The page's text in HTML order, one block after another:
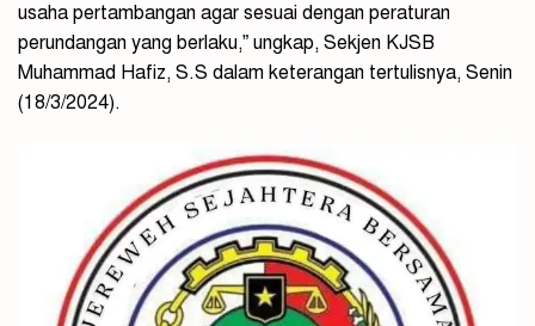
usaha pertambangan agar sesuai dengan peraturan
perundangan yang berlaku,” ungkap, Sekjen KJSB
Muhammad Hafiz, S.S dalam keterangan tertulisnya, Senin
(18/3/2024).